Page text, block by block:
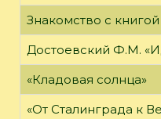
Знакомство с
Достоевский Ф.М.
«Кладовая солнца»
«От Сталинграда к